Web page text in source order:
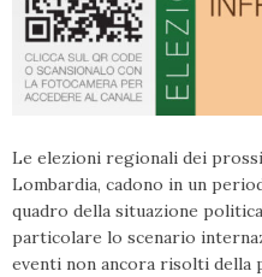
Le elezioni regionali dei
Lombardia, cadono in un
quadro della situazione
particolare lo scenario
eventi non ancora risolti della